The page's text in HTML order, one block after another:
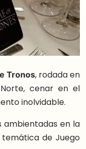
Tronos, rodada en
cenar en el
inolvidable.
ambientadas en la
de Juego